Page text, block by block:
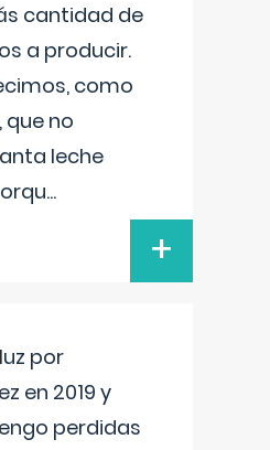
cantidad de
a producir.
como
que no
leche
...
+
por
en 2019 y
perdidas